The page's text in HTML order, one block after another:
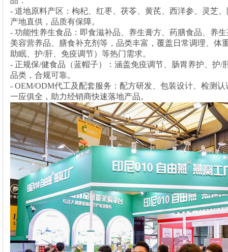
- 道地原料产区：枸杞、红枣、茯苓、黄芪、西洋参、灵芝
产地直供，品质有保障。
- 功能性养生食品：即食滋补品、养生膏方、药膳食品、养
美容营养品、膳食补充剂等，品类丰富，覆盖日常调理、体
助眠、护/肝、免疫调节）等热门需求。
- 正规保/健食品（蓝帽子）：涵盖免疫调节、肠胃养护、护/
品类，合规可靠。
- OEM/ODM代工及配套服务：配方研发、包装设计、检测
一应俱全，助力经销商快速落地产品。